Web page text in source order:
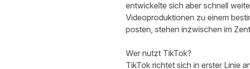
entwickelte sich aber schnell
Videoproduktionen zu einem
posten, stehen inzwischen im
Wer nutzt TikTok?
TikTok richtet sich in erster Linie